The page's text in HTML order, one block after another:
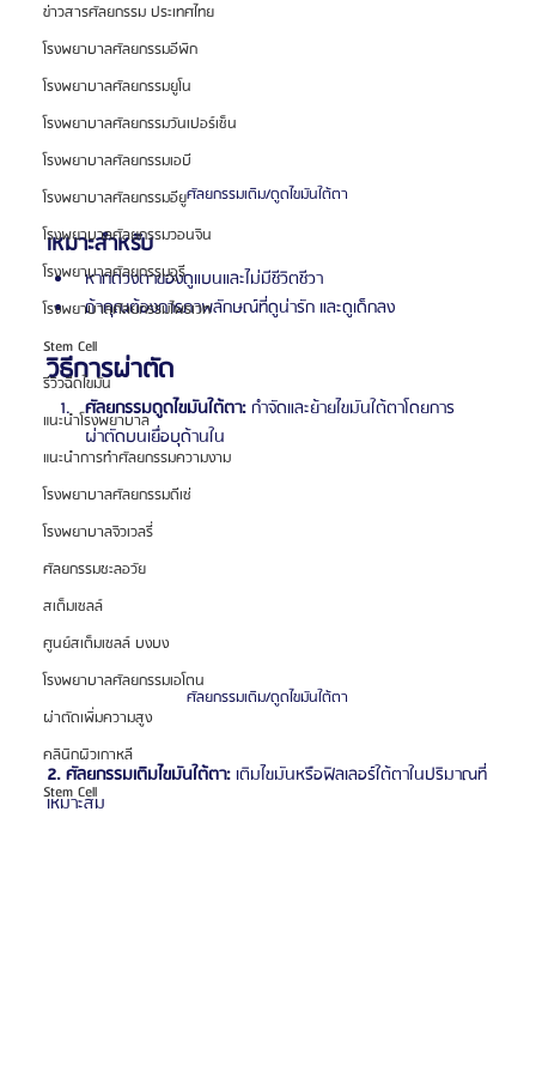
ข่าวสารศัลยกรรม ประเทศไทย
โรงพยาบาลศัลยกรรมอีพิก
โรงพยาบาลศัลยกรรมยูโน
โรงพยาบาลศัลยกรรมวันเปอร์เซ็น
โรงพยาบาลศัลยกรรมเอบี
โรงพยาบาลศัลยกรรมอียู
โรงพยาบาลศัลยกรรมวอนจิน
โรงพยาบาลศัลยกรรมอูรี
โรงพยาบาลศัลยกรรมไพรเวท
Stem Cell
รีวิวฉีดไขมัน
แนะนำโรงพยาบาล
แนะนำการทำศัลยกรรมความงาม
โรงพยาบาลศัลยกรรมดีเซ่
โรงพยาบาลจิวเวลรี่
ศัลยกรรมชะลอวัย
สเต็มเซลล์
ศูนย์สเต็มเซลล์ บงบง
โรงพยาบาลศัลยกรรมเอโตน
ผ่าตัดเพิ่มความสูง
คลินิกผิวเกาหลี
Stem Cell
ศัลยกรรมเติม/ดูดไขมันใต้ตา
เหมาะสำหรับ
หากดวงตาของดูแบนและไม่มีชีวิตชีวา
ถ้าคุณต้องการภาพลักษณ์ที่ดูน่ารัก และดูเด็กลง
วิธีการผ่าตัด
ศัลยกรรมดูดไขมันใต้ตา: กำจัดและย้ายไขมันใต้ตาโดยการ
ผ่าตัดบนเยื่อบุด้านใน
ศัลยกรรมเติม/ดูดไขมันใต้ตา
2. ศัลยกรรมเติมไขมันใต้ตา: เติมไขมันหรือฟิลเลอร์ใต้ตาในปริมาณที่
เหมาะสม